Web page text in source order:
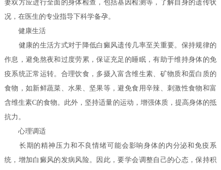
妻双方应进行全面的身体检查，包括基因检测等，了解自身的遗传状
况，在医生的专业指导下科学备孕。
健康生活
健康的生活方式对于降低白癜风遗传几率至关重要。保持规律的
作息，避免熬夜和过度劳累，保证充足的睡眠，有助于维持身体的免
疫系统正常运转。合理饮食，多摄入富含维生素、矿物质和蛋白质的
食物，如新鲜蔬菜、水果、坚果等，避免食用辛辣、刺激性食物和富
含维生素C的食物。此外，坚持适量的运动，增强体质，提高身体的抵
抗力。
心理调适
长期的精神压力和不良情绪可能会影响身体的内分泌和免疫系
统，增加白癜风的发病风险。因此，要学会调整自己的心态，保持积